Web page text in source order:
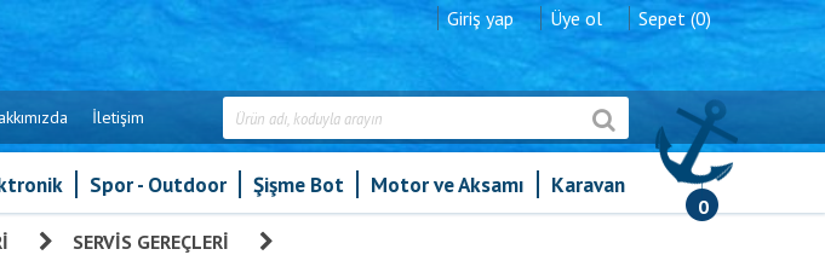
Giriş yap Üye ol Sepet (0)
İletişim
0
Spor - Outdoor Şişme Bot Motor ve Aksamı Karavan
SERVIS GEREÇLERI